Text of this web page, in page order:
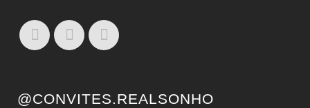
@CONVITES.REALSONHO